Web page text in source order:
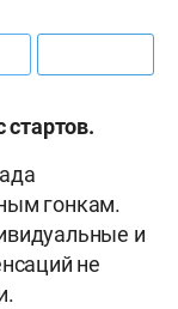
стартов.
гонкам.
и
не